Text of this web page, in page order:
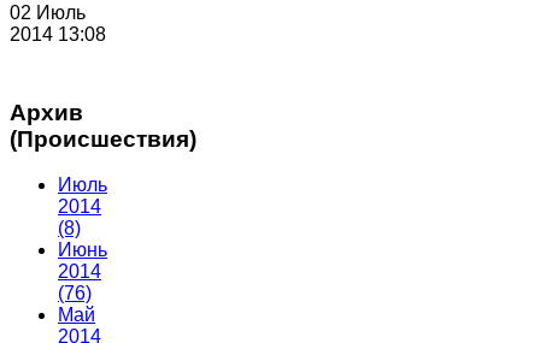
02 Июль
2014 13:08
Архив
(Происшествия)
Июль
2014
(8)
Июнь
2014
(76)
Май
2014